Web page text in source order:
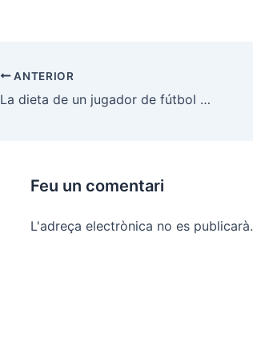
Navegació
d'entrades
ANTERIOR
La dieta de un jugador de fútbol profesional
Feu un comentari
L'adreça electrònica no es publicarà.